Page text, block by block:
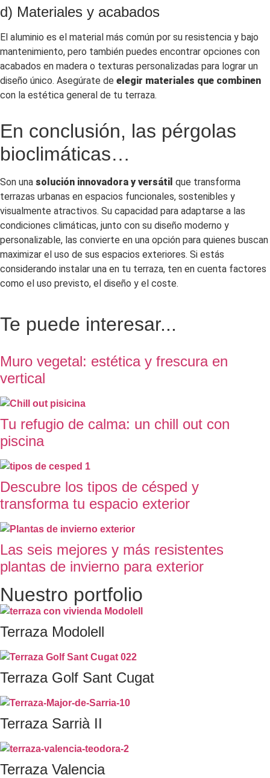
d) Materiales y acabados
El aluminio es el material más común por su resistencia y bajo
mantenimiento, pero también puedes encontrar opciones con
acabados en madera o texturas personalizadas para lograr un
diseño único. Asegúrate de elegir materiales que combinen
con la estética general de tu terraza.
En conclusión, las pérgolas
bioclimáticas…
Son una solución innovadora y versátil que transforma
terrazas urbanas en espacios funcionales, sostenibles y
visualmente atractivos. Su capacidad para adaptarse a las
condiciones climáticas, junto con su diseño moderno y
personalizable, las convierte en una opción para quienes buscan
maximizar el uso de sus espacios exteriores. Si estás
considerando instalar una en tu terraza, ten en cuenta factores
como el uso previsto, el diseño y el coste.
Te puede interesar...
Muro vegetal: estética y frescura en
vertical
Tu refugio de calma: un chill out con
piscina
Descubre los tipos de césped y
transforma tu espacio exterior
Las seis mejores y más resistentes
plantas de invierno para exterior
Nuestro portfolio
Terraza Modolell
Terraza Golf Sant Cugat
Terraza Sarrià II
Terraza Valencia